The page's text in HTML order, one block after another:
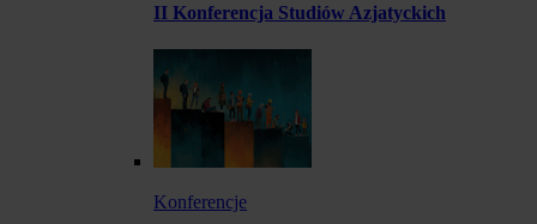
II Konferencja Studiów Azjatyckich
Konferencje